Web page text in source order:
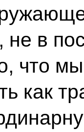
не в
что
как